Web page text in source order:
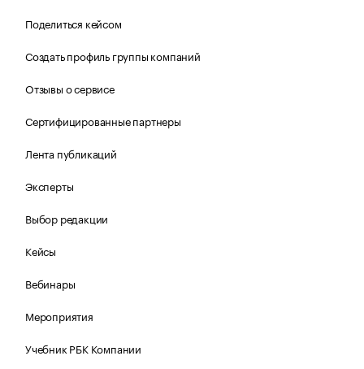
Поделиться кейсом
Создать профиль группы компаний
Отзывы о сервисе
Сертифицированные партнеры
Лента публикаций
Эксперты
Выбор редакции
Кейсы
Вебинары
Мероприятия
Учебник РБК Компании